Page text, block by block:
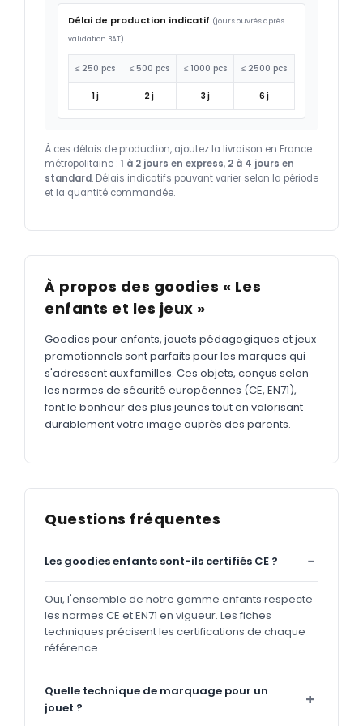
Délai de production indicatif (jours ouvrés après
validation BAT)
≤ 250 pcs ≤ 500 pcs ≤ 1000 pcs ≤ 2500 pcs
1 j 2 j 3 j 6 j
À ces délais de production, ajoutez la livraison en France
métropolitaine : 1 à 2 jours en express, 2 à 4 jours en
standard. Délais indicatifs pouvant varier selon la période
et la quantité commandée.
À propos des goodies « Les
enfants et les jeux »
Goodies pour enfants, jouets pédagogiques et jeux
promotionnels sont parfaits pour les marques qui
s'adressent aux familles. Ces objets, conçus selon
les normes de sécurité européennes (CE, EN71),
font le bonheur des plus jeunes tout en valorisant
durablement votre image auprès des parents.
Questions fréquentes
Les goodies enfants sont-ils certifiés CE ?
Oui, l'ensemble de notre gamme enfants respecte
les normes CE et EN71 en vigueur. Les fiches
techniques précisent les certifications de chaque
référence.
Quelle technique de marquage pour un
jouet ?